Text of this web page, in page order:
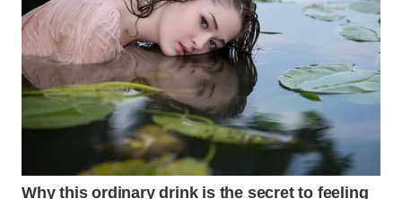
WN
NATUNA
WN
BINTAN
WN
MANDALIKA